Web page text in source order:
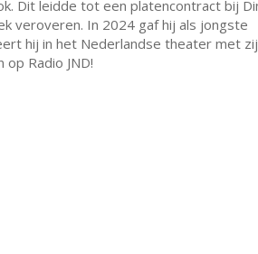
Dit leidde tot een platencontract bij
veroveren. In 2024 gaf hij als jongste
hij in het Nederlandse theater met
Radio JND!